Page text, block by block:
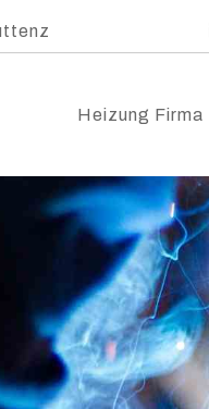
Heizung Firma